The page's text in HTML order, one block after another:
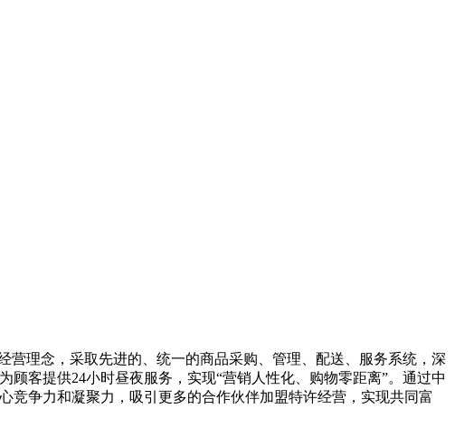
理念，采取先进的、统一的商品采购、管理、配送、服务系统，深
客提供24小时昼夜服务，实现“营销人性化、购物零距离”。通过中
争力和凝聚力，吸引更多的合作伙伴加盟特许经营，实现共同富